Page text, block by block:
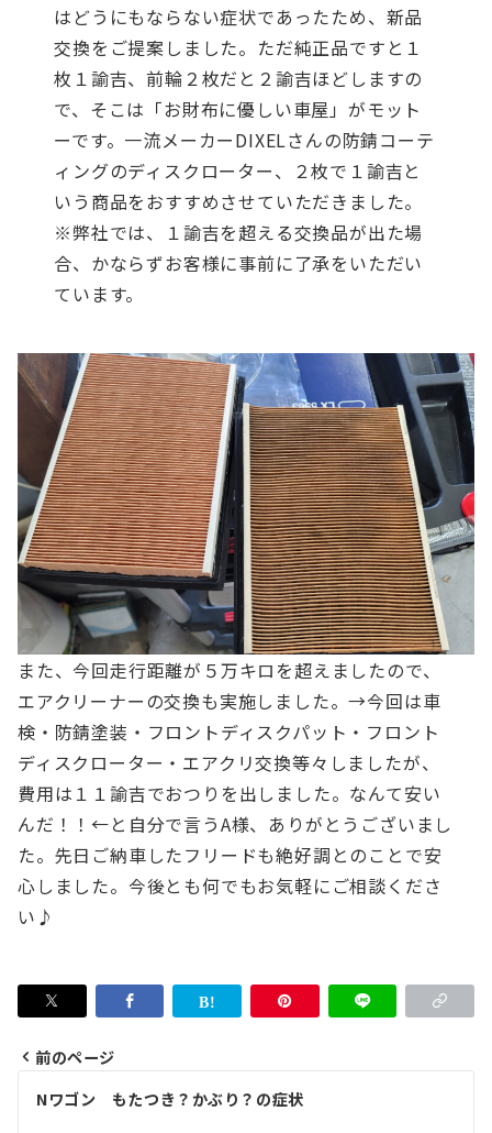
はどうにもならない症状であったため、新品
交換をご提案しました。ただ純正品ですと１
枚１諭吉、前輪２枚だと２諭吉ほどしますの
で、そこは「お財布に優しい車屋」がモット
ーです。一流メーカーDIXELさんの防錆コーテ
ィングのディスクローター、２枚で１諭吉と
いう商品をおすすめさせていただきました。
※弊社では、１諭吉を超える交換品が出た場
合、かならずお客様に事前に了承をいただい
ています。
また、今回走行距離が５万キロを超えましたので、
エアクリーナーの交換も実施しました。→今回は車
検・防錆塗装・フロントディスクパット・フロント
ディスクローター・エアクリ交換等々しましたが、
費用は１１諭吉でおつりを出しました。なんて安い
んだ！！←と自分で言うA様、ありがとうございまし
た。先日ご納車したフリードも絶好調とのことで安
心しました。今後とも何でもお気軽にご相談くださ
い♪
投
前のページ
Nワゴン もたつき？かぶり？の症状